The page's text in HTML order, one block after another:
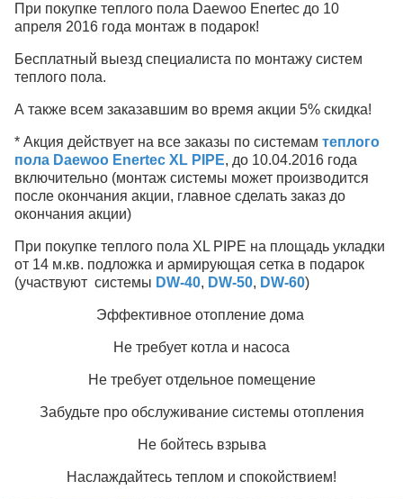
При покупке теплого пола Daewoo Enertec до 10
апреля 2016 года монтаж в подарок!
Бесплатный выезд специалиста по монтажу систем
теплого пола.
А также всем заказавшим во время акции 5% скидка!
* Акция действует на все заказы по системам теплого
пола Daewoo Enertec XL PIPE, до 10.04.2016 года
включительно (монтаж системы может производится
после окончания акции, главное сделать заказ до
окончания акции)
При покупке теплого пола XL PIPE на площадь укладки
от 14 м.кв. подложка и армирующая сетка в подарок
(участвуют системы DW-40, DW-50, DW-60)
Эффективное отопление дома
Не требует котла и насоса
Не требует отдельное помещение
Забудьте про обслуживание системы отопления
Не бойтесь взрыва
Наслаждайтесь теплом и спокойствием!